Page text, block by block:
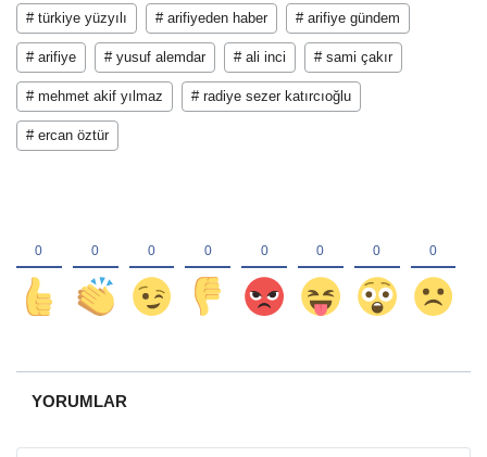
# türkiye yüzyılı # arifiyeden haber # arifiye gündem
# arifiye # yusuf alemdar # ali inci # sami çakır
# mehmet akif yılmaz # radiye sezer katırcıoğlu
# ercan öztür
YORUMLAR